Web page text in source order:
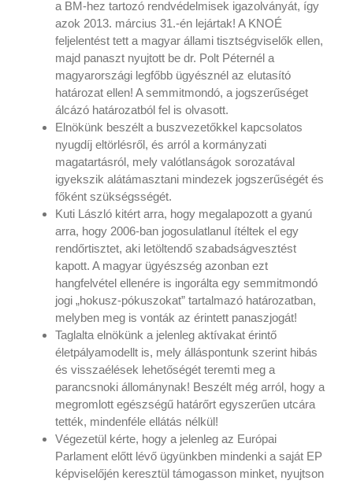
a BM-hez tartozó rendvédelmisek igazolványát, így
azok 2013. március 31.-én lejártak! A KNOÉ
feljelentést tett a magyar állami tisztségviselők ellen,
majd panaszt nyujtott be dr. Polt Péternél a
magyarországi legfőbb ügyésznél az elutasító
határozat ellen! A semmitmondó, a jogszerűséget
álcázó határozatból fel is olvasott.
Elnökünk beszélt a buszvezetőkkel kapcsolatos
nyugdíj eltörlésről, és arról a kormányzati
magatartásról, mely valótlanságok sorozatával
igyekszik alátámasztani mindezek jogszerűségét és
főként szükségsségét.
Kuti László kitért arra, hogy megalapozott a gyanú
arra, hogy 2006-ban jogosulatlanul ítéltek el egy
rendőrtisztet, aki letöltendő szabadságvesztést
kapott. A magyar ügyészség azonban ezt
hangfelvétel ellenére is ingorálta egy semmitmondó
jogi „hokusz-pókuszokat” tartalmazó határozatban,
melyben meg is vonták az érintett panaszjogát!
Taglalta elnökünk a jelenleg aktívakat érintő
életpályamodellt is, mely álláspontunk szerint hibás
és visszaélések lehetőségét teremti meg a
parancsnoki állománynak! Beszélt még arról, hogy a
megromlott egészségű határőrt egyszerűen utcára
tették, mindenféle ellátás nélkül!
Végezetül kérte, hogy a jelenleg az Európai
Parlament előtt lévő ügyünkben mindenki a saját EP
képviselőjén keresztül támogasson minket, nyujtson